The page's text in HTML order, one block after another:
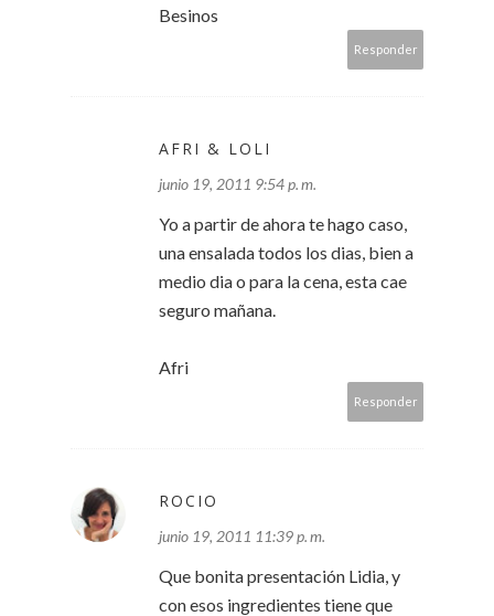
Besinos
Responder
AFRI & LOLI
junio 19, 2011 9:54 p. m.
Yo a partir de ahora te hago caso,
una ensalada todos los dias, bien a
medio dia o para la cena, esta cae
seguro mañana.
Afri
Responder
ROCIO
junio 19, 2011 11:39 p. m.
Que bonita presentación Lidia, y
con esos ingredientes tiene que